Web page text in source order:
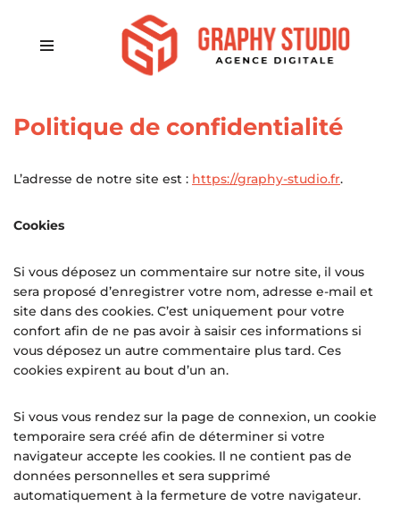
Aller
Politique de confidentialité
L’adresse de notre site est : https://graphy-studio.fr.
Cookies
Si vous déposez un commentaire sur notre site, il vous
sera proposé d’enregistrer votre nom, adresse e-mail et
site dans des cookies. C’est uniquement pour votre
confort afin de ne pas avoir à saisir ces informations si
vous déposez un autre commentaire plus tard. Ces
cookies expirent au bout d’un an.
Si vous vous rendez sur la page de connexion, un cookie
temporaire sera créé afin de déterminer si votre
navigateur accepte les cookies. Il ne contient pas de
données personnelles et sera supprimé
automatiquement à la fermeture de votre navigateur.